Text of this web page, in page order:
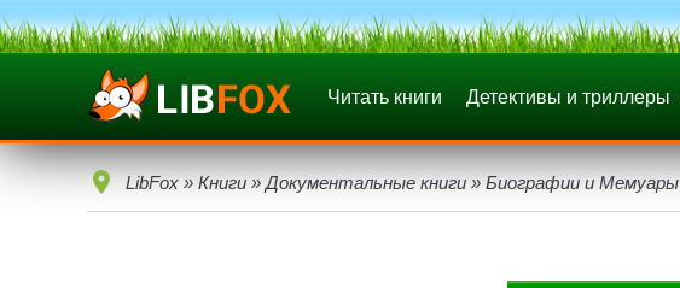
Читать книги Детективы и триллеры
LibFox » Книги » Документальные книги » Биографии и Мемуары